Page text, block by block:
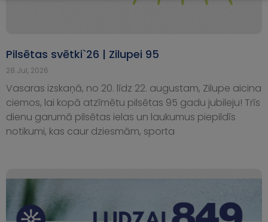
Pilsētas svētki`26 | Zilupei 95
28.Jul, 2026
Vasaras izskaņā, no 20. līdz 22. augustam, Zilupe aicina
ciemos, lai kopā atzīmētu pilsētas 95 gadu jubileju! Trīs
dienu garumā pilsētas ielas un laukumus piepildīs
notikumi, kas caur dziesmām, sporta